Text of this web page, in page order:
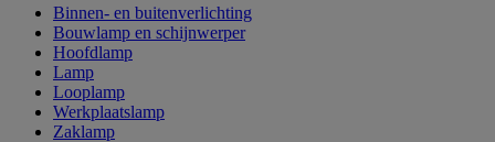
Binnen- en buitenverlichting
Bouwlamp en schijnwerper
Hoofdlamp
Lamp
Looplamp
Werkplaatslamp
Zaklamp